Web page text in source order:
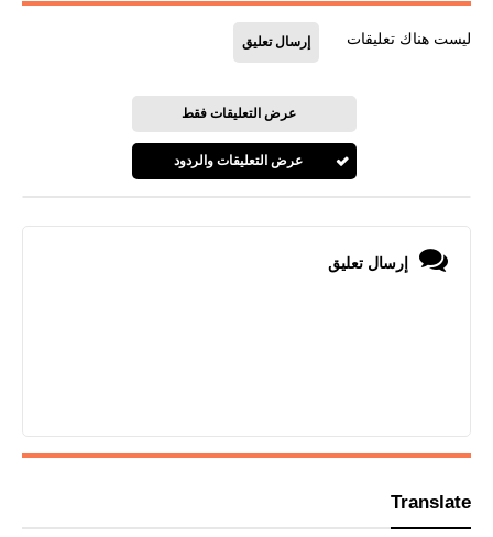
ليست هناك تعليقات إرسال تعليق
عرض التعليقات فقط
عرض التعليقات والردود
إرسال تعليق
Translate